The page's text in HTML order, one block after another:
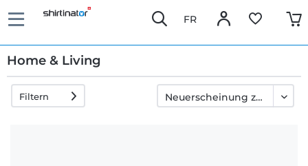
FR
Home & Living
Filtern